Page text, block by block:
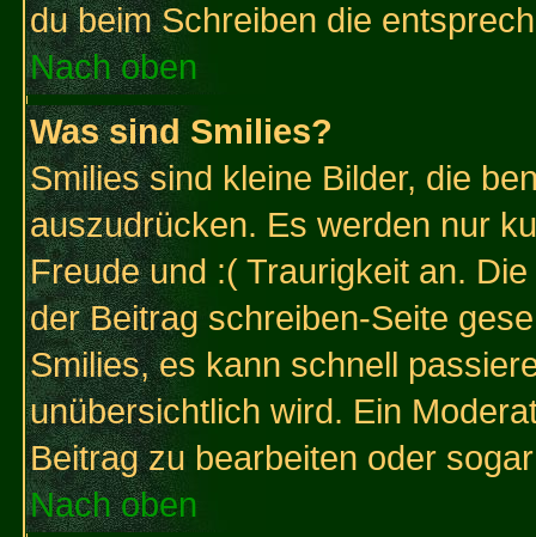
du beim Schreiben die
Nach oben
Was sind Smilies?
Smilies sind kleine Bilder, die
auszudrücken. Es werden nur
Freude und :( Traurigkeit an.
der Beitrag schreiben-Seite
Smilies, es kann schnell
unübersichtlich wird. Ein
Beitrag zu bearbeiten oder
Nach oben